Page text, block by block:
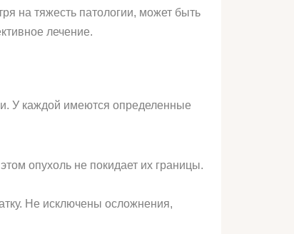
на тяжесть патологии, может быть
лечение.
У каждой имеются определенные
опухоль не покидает их границы.
Не исключены осложнения,